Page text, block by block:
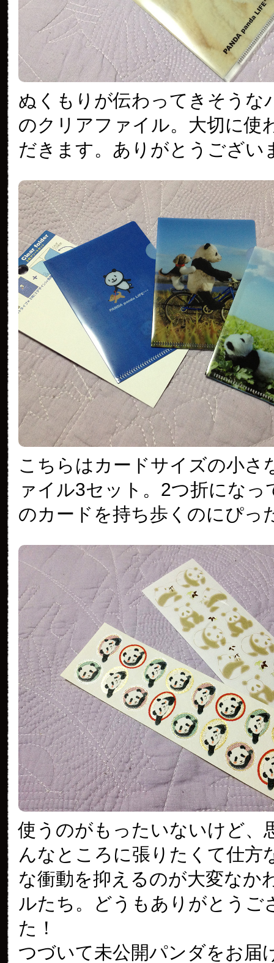
ぬくもりが伝わってきそうな
のクリアファイル。大切に使
だきます。ありがとうござい
こちらはカードサイズの小さ
ァイル3セット。2つ折になっ
のカードを持ち歩くのにぴっ
使うのがもったいないけど、
んなところに張りたくて仕方
な衝動を抑えるのが大変なか
ルたち。どうもありがとうご
た！
つづいて未公開パンダをお届